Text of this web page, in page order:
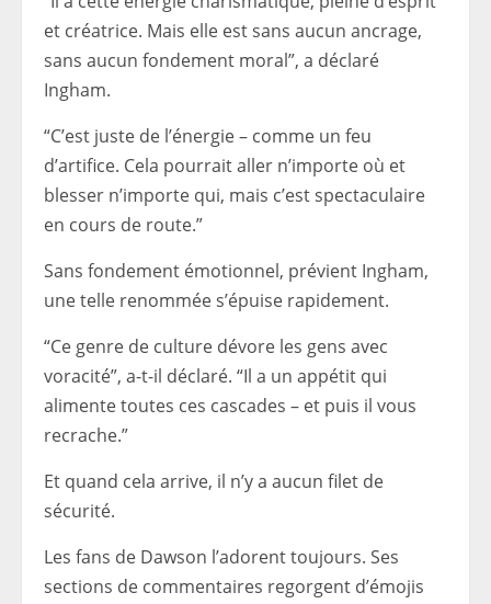
et créatrice. Mais elle est sans aucun ancrage,
sans aucun fondement moral”, a déclaré
Ingham.
“C’est juste de l’énergie – comme un feu
d’artifice. Cela pourrait aller n’importe où et
blesser n’importe qui, mais c’est spectaculaire
en cours de route.”
Sans fondement émotionnel, prévient Ingham,
une telle renommée s’épuise rapidement.
“Ce genre de culture dévore les gens avec
voracité”, a-t-il déclaré. “Il a un appétit qui
alimente toutes ces cascades – et puis il vous
recrache.”
Et quand cela arrive, il n’y a aucun filet de
sécurité.
Les fans de Dawson l’adorent toujours. Ses
sections de commentaires regorgent d’émojis